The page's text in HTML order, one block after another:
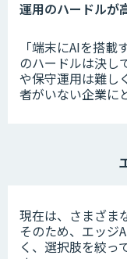
運用のハードルが
「端末にAIを搭
のハードルは決し
や保守運用は難し
者がいない企業に
現在は、さまざま
そのため、エッジ
く、選択肢を絞っ